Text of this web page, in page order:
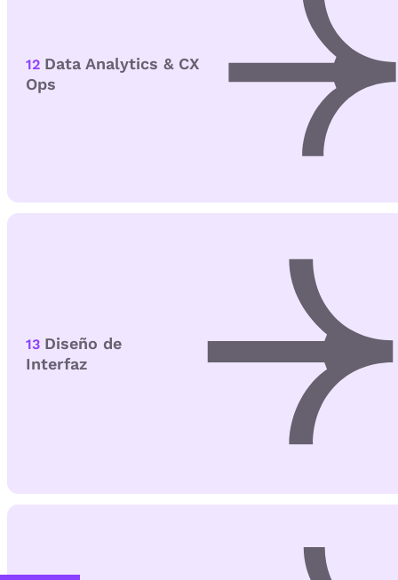
12 Data Analytics & CX
Ops
13 Diseño de
Interfaz